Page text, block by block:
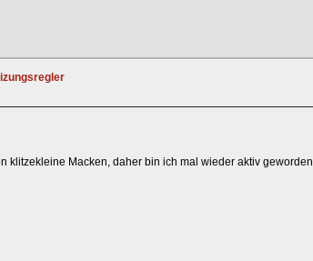
klitzekleine Macken, daher bin ich mal wieder aktiv geworden